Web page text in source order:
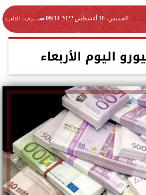
الخميس، 18 أغسطس 2022 09:14 صـ بتوقيت القاهرة
اليوم الأربعاء